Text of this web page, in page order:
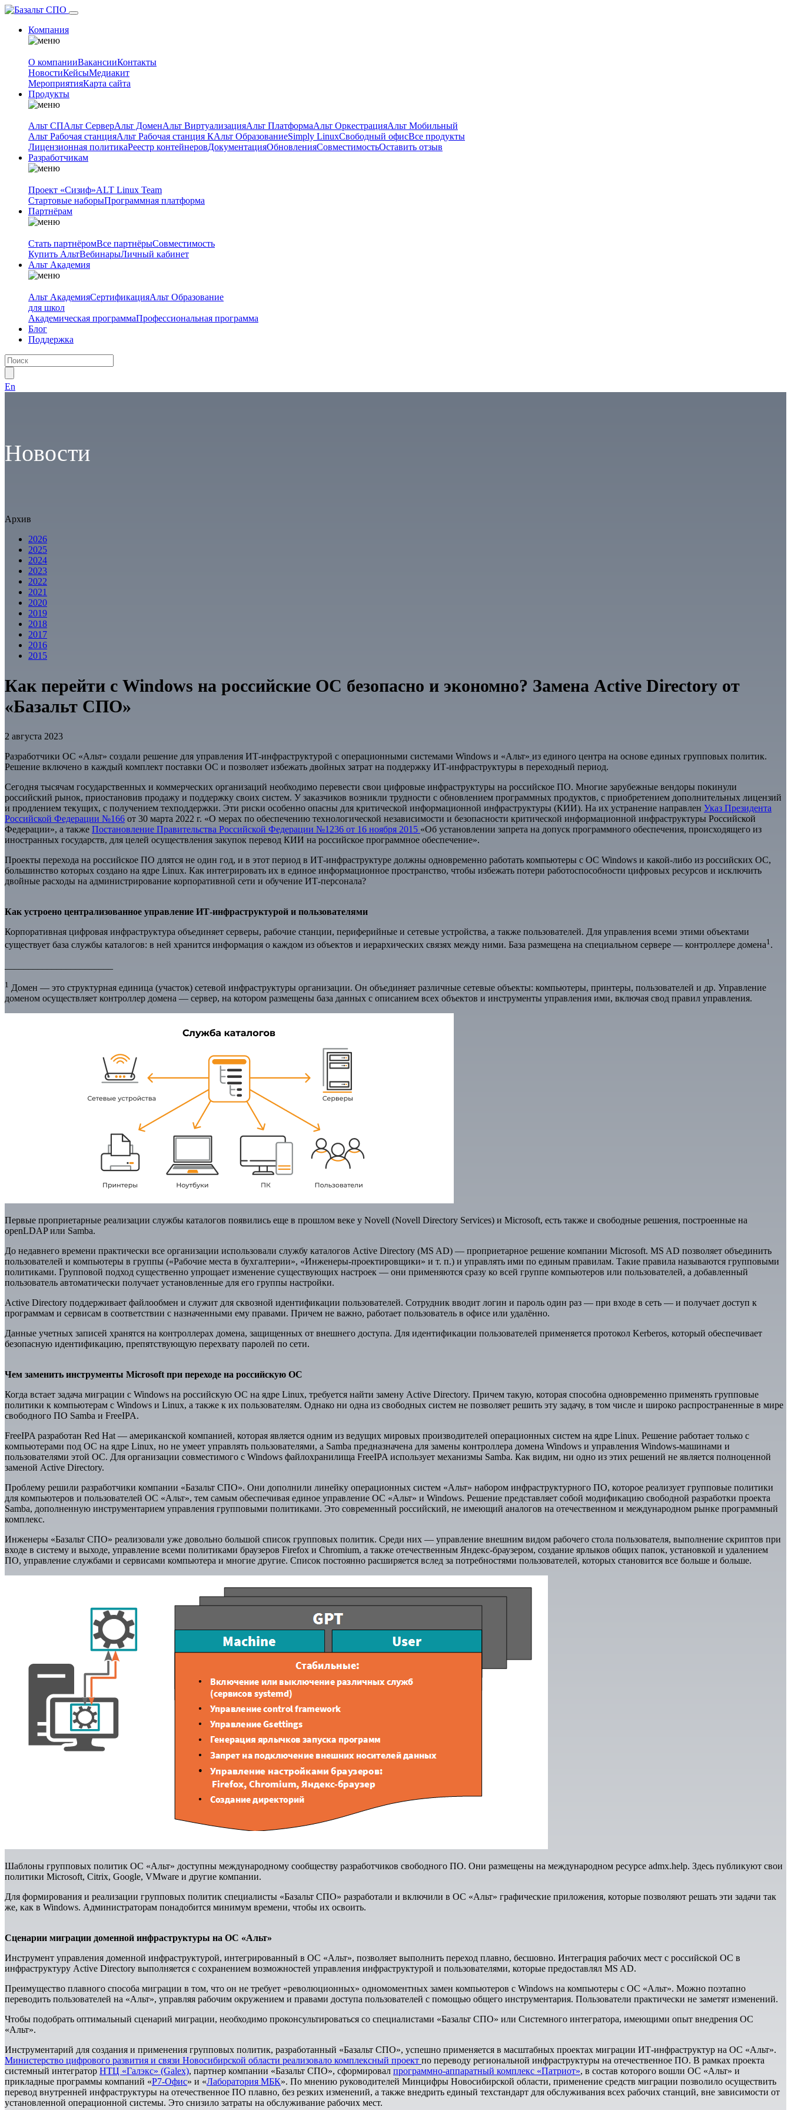
Компания
О компанииВакансииКонтакты
НовостиКейсыМедиакит
МероприятияКарта сайта
Продукты
Альт СПАльт СерверАльт ДоменАльт ВиртуализацияАльт ПлатформаАльт ОркестрацияАльт Мобильный
Альт Рабочая станцияАльт Рабочая станция КАльт ОбразованиеSimply LinuxСвободный офисВсе продукты
Лицензионная политикаРеестр контейнеровДокументацияОбновленияСовместимостьОставить отзыв
Разработчикам
Проект «Сизиф»ALT Linux Team
Стартовые наборыПрограммная платформа
Партнёрам
Стать партнёромВсе партнёрыСовместимость
Купить АльтВебинарыЛичный кабинет
Альт Академия
Альт АкадемияСертификацияАльт Образование
для школ
Академическая программаПрофессиональная программа
Блог
Поддержка
En
Новости
Архив
2026
2025
2024
2023
2022
2021
2020
2019
2018
2017
2016
2015
Как перейти с Windows на российские ОС безопасно и экономно? Замена Active Directory от
«Базальт СПО»
2 августа 2023
Разработчики ОС «Альт» создали решение для управления ИТ-инфраструктурой с операционными системами Windows и «Альт» из единого центра на основе единых групповых политик.
Решение включено в каждый комплект поставки ОС и позволяет избежать двойных затрат на поддержку ИТ-инфраструктуры в переходный период.
Сегодня тысячам государственных и коммерческих организаций необходимо перевести свои цифровые инфраструктуры на российское ПО. Многие зарубежные вендоры покинули
российский рынок, приостановив продажу и поддержку своих систем. У заказчиков возникли трудности с обновлением программных продуктов, с приобретением дополнительных лицензий
и продлением текущих, с получением техподдержки. Эти риски особенно опасны для критической информационной инфраструктуры (КИИ). На их устранение направлен Указ Президента
Российской Федерации №166 от 30 марта 2022 г. «О мерах по обеспечению технологической независимости и безопасности критической информационной инфраструктуры Российской
Федерации», а также Постановление Правительства Российской Федерации №1236 от 16 ноября 2015 «Об установлении запрета на допуск программного обеспечения, происходящего из
иностранных государств, для целей осуществления закупок перевод КИИ на российское программное обеспечение».
Проекты перехода на российское ПО длятся не один год, и в этот период в ИТ-инфраструктуре должны одновременно работать компьютеры с ОС Windows и какой-либо из российских ОС,
большинство которых создано на ядре Linux. Как интегрировать их в единое информационное пространство, чтобы избежать потери работоспособности цифровых ресурсов и исключить
двойные расходы на администрирование корпоративной сети и обучение ИТ-персонала?
Как устроено централизованное управление ИТ-инфраструктурой и пользователями
Корпоративная цифровая инфраструктура объединяет серверы, рабочие станции, периферийные и сетевые устройства, а также пользователей. Для управления всеми этими объектами
существует база службы каталогов: в ней хранится информация о каждом из объектов и иерархических связях между ними. База размещена на специальном сервере — контроллере домена1.
1 Домен — это структурная единица (участок) сетевой инфраструктуры организации. Он объединяет различные сетевые объекты: компьютеры, принтеры, пользователей и др. Управление
доменом осуществляет контроллер домена — сервер, на котором размещены база данных с описанием всех объектов и инструменты управления ими, включая свод правил управления.
Первые проприетарные реализации службы каталогов появились еще в прошлом веке у Novell (Novell Directory Services) и Microsoft, есть также и свободные решения, построенные на
openLDAP или Samba.
До недавнего времени практически все организации использовали службу каталогов Active Directory (MS AD) — проприетарное решение компании Microsoft. MS AD позволяет объединить
пользователей и компьютеры в группы («Рабочие места в бухгалтерии», «Инженеры-проектировщики» и т. п.) и управлять ими по единым правилам. Такие правила называются групповыми
политиками. Групповой подход существенно упрощает изменение существующих настроек — они применяются сразу ко всей группе компьютеров или пользователей, а добавленный
пользователь автоматически получает установленные для его группы настройки.
Active Directory поддерживает файлообмен и служит для сквозной идентификации пользователей. Сотрудник вводит логин и пароль один раз — при входе в сеть — и получает доступ к
программам и сервисам в соответствии с назначенными ему правами. Причем не важно, работает пользователь в офисе или удалённо.
Данные учетных записей хранятся на контроллерах домена, защищенных от внешнего доступа. Для идентификации пользователей применяется протокол Kerberos, который обеспечивает
безопасную идентификацию, препятствующую перехвату паролей по сети.
Чем заменить инструменты Microsoft при переходе на российскую ОС
Когда встает задача миграции с Windows на российскую ОС на ядре Linux, требуется найти замену Active Directory. Причем такую, которая способна одновременно применять групповые
политики к компьютерам с Windows и Linux, а также к их пользователям. Однако ни одна из свободных систем не позволяет решить эту задачу, в том числе и широко распространенные в мире
свободного ПО Samba и FreeIPA.
FreeIPA разработан Red Hat — американской компанией, которая является одним из ведущих мировых производителей операционных систем на ядре Linuх. Решение работает только с
компьютерами под ОС на ядре Linux, но не умеет управлять пользователями, а Samba предназначена для замены контроллера домена Windows и управления Windows-машинами и
пользователями этой ОС. Для организации совместимого с Windows файлохранилища FreeIPA использует механизмы Samba. Как видим, ни одно из этих решений не является полноценной
заменой Active Directory.
Проблему решили разработчики компании «Базальт СПО». Они дополнили линейку операционных систем «Альт» набором инфраструктурного ПО, которое реализует групповые политики
для компьютеров и пользователей ОС «Альт», тем самым обеспечивая единое управление ОС «Альт» и Windows. Решение представляет собой модификацию свободной разработки проекта
Samba, дополненную инструментарием управления групповыми политиками. Это современный российский, не имеющий аналогов на отечественном и международном рынке программный
комплекс.
Инженеры «Базальт СПО» реализовали уже довольно большой список групповых политик. Среди них — управление внешним видом рабочего стола пользователя, выполнение скриптов при
входе в систему и выходе, управление всеми политиками браузеров Firefox и Chromium, а также отечественным Яндекс-браузером, создание ярлыков общих папок, установкой и удалением
ПО, управление службами и сервисами компьютера и многие другие. Список постоянно расширяется вслед за потребностями пользователей, которых становится все больше и больше.
Шаблоны групповых политик ОС «Альт» доступны международному сообществу разработчиков свободного ПО. Они размещены на международном ресурсе admx.help. Здесь публикуют свои
политики Microsoft, Citrix, Google, VMware и другие компании.
Для формирования и реализации групповых политик специалисты «Базальт СПО» разработали и включили в ОС «Альт» графические приложения, которые позволяют решать эти задачи так
же, как в Windows. Администраторам понадобится минимум времени, чтобы их освоить.
Сценарии миграции доменной инфраструктуры на ОС «Альт»
Инструмент управления доменной инфраструктурой, интегрированный в ОС «Альт», позволяет выполнить переход плавно, бесшовно. Интеграция рабочих мест с российской ОС в
инфраструктуру Active Directory выполняется с сохранением возможностей управления инфраструктурой и пользователями, которые предоставлял MS AD.
Преимущество плавного способа миграции в том, что он не требует «революционных» одномоментных замен компьютеров с Windows на компьютеры с ОС «Альт». Можно поэтапно
переводить пользователей на «Альт», управляя рабочим окружением и правами доступа пользователей с помощью общего инструментария. Пользователи практически не заметят изменений.
Чтобы подобрать оптимальный сценарий миграции, необходимо проконсультироваться со специалистами «Базальт СПО» или Системного интегратора, имеющими опыт внедрения ОС
«Альт».
Инструментарий для создания и применения групповых политик, разработанный «Базальт СПО», успешно применяется в масштабных проектах миграции ИТ-инфраструктур на ОС «Альт».
Министерство цифрового развития и связи Новосибирской области реализовало комплексный проект по переводу региональной инфраструктуры на отечественное ПО. В рамках проекта
системный интегратор НТЦ «Галэкс» (Galex), партнер компании «Базальт СПО», сформировал программно-аппаратный комплекс «Патриот», в состав которого вошли ОС «Альт» и
прикладные программы компаний «Р7-Офис» и «Лаборатория МБК». По мнению руководителей Минцифры Новосибирской области, применение средств миграции позволило осуществить
перевод внутренней инфраструктуры на отечественное ПО плавно, без резких изменений, а также внедрить единый техстандарт для обслуживания всех рабочих станций, вне зависимости от
установленной операционной системы. Это снизило затраты на обслуживание рабочих мест.